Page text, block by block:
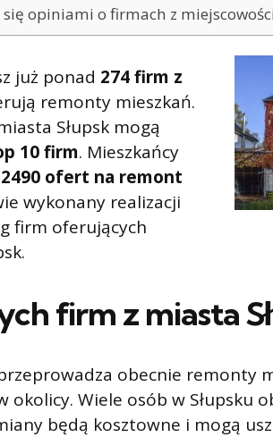
się opiniami o firmach z
już ponad 274 firm z
remonty mieszkań.
Słupsk mogą
10 firm. Mieszkańcy
ofert na remont
wykonany realizacji
firm oferujących
firm z miasta
obecnie remonty
okolicy. Wiele osób w Słupsku
będą kosztowne i mogą